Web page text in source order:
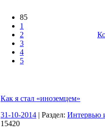
85
1
2
3
4
5
Как я стал «иноземцем»
31-10-2014 | Раздел: Интервью
15420